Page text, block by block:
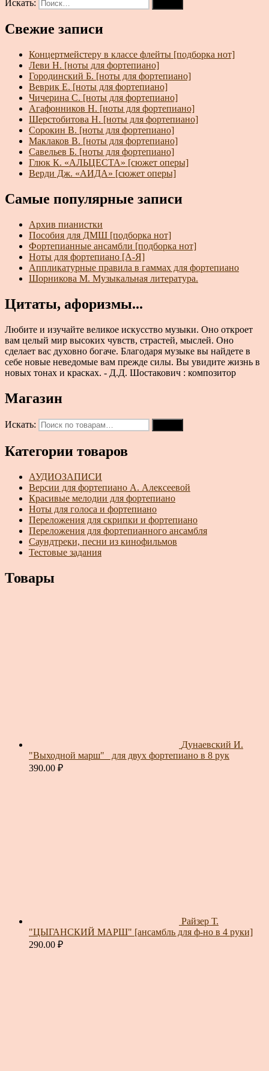
Искать:
Свежие записи
Концертмейстеру в классе флейты [подборка нот]
Леви Н. [ноты для фортепиано]
Городинский Б. [ноты для фортепиано]
Веврик Е. [ноты для фортепиано]
Чичерина С. [ноты для фортепиано]
Агафонников Н. [ноты для фортепиано]
Шерстобитова Н. [ноты для фортепиано]
Сорокин В. [ноты для фортепиано]
Маклаков В. [ноты для фортепиано]
Савельев Б. [ноты для фортепиано]
Глюк К. «АЛЬЦЕСТА» [сюжет оперы]
Верди Дж. «АИДА» [сюжет оперы]
Самые популярные записи
Архив пианистки
Пособия для ДМШ [подборка нот]
Фортепианные ансамбли [подборка нот]
Ноты для фортепиано [А-Я]
Аппликатурные правила в гаммах для фортепиано
Шорникова М. Музыкальная литература.
Цитаты, афоризмы...
Любите и изучайте великое искусство музыки. Оно откроет
вам целый мир высоких чувств, страстей, мыслей. Оно
сделает вас духовно богаче. Благодаря музыке вы найдете в
себе новые неведомые вам прежде силы. Вы увидите жизнь в
новых тонах и красках. - Д.Д. Шостакович : композитор
Магазин
Искать:
Категории товаров
АУДИОЗАПИСИ
Версии для фортепиано А. Алексеевой
Красивые мелодии для фортепиано
Ноты для голоса и фортепиано
Переложения для скрипки и фортепиано
Переложения для фортепианного ансамбля
Саундтреки, песни из кинофильмов
Тестовые задания
Товары
Дунаевский И.
"Выходной марш"_ для двух фортепиано в 8 рук
390.00 ₽
Райзер Т.
"ЦЫГАНСКИЙ МАРШ" [ансамбль для ф-но в 4 руки]
290.00 ₽